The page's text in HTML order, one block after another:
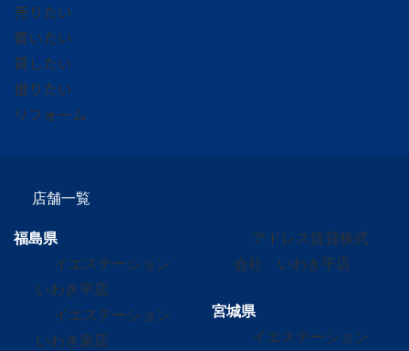
売りたい
買いたい
貸したい
借りたい
リフォーム
店舗一覧
福島県
イエステーション
いわき平店
イエステーション
いわき泉店
アドレス賃貸株式
会社 いわき平店
宮城県
イエステーション